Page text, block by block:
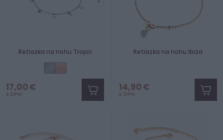
Retiazka na nohu Tropic
17,00 €
s DPH
Retiazka na nohu Ibiza
14,90 €
s DPH